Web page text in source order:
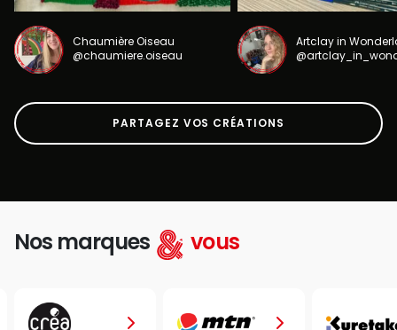
Chaumière Oiseau
@chaumiere.oiseau
Artclay in
PARTAGEZ VOS CRÉATIONS
Nos marques vous